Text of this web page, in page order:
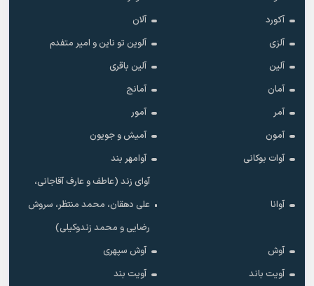
آکورد
آلان
آلزی
آلوین تو ناین و امیر متفدم
آلین
آلین باقری
آمان
آمانج
آمر
آمور
آمون
آمیش و جویون
آوات بوکانی
آوامهر بند
آوانا
آوای زند (عاطف و عارف آقاجانی،
علی دهقان، محمد منتظر، سروش
رضایی و محمد زندوکیلی)
آوش
آوش سپهری
آویت باند
آویت بند